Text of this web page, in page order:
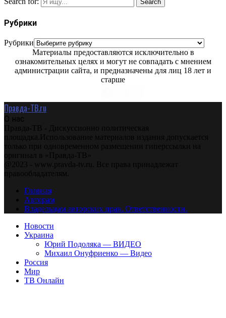
Search
Рубрики
Рубрики
Материалы предоставляются исключительно в
ознакомительных целях и могут не совпадать с мнением
администрации сайта, и предназначены для лиц 18 лет и
старше
Правда-ТВ.ru
О нас
Правда-ТВ - Дискуссионно политическая
площадка.Использование материалов издания допускается
только при одновременном размещении гиперссылки на
оригинал в «Правда-ТВ»
@2023 - www.pravda-tv.ru. Все права принадлежат
правообладателям.
Главная
Авторам
Владельцам авторских прав. Ответственности.
Новости
Украина
Юрий Подоляка — ВИДЕО
Михаил Онуфриенко — Видео
Россия
Мир
ТВ Онлайн